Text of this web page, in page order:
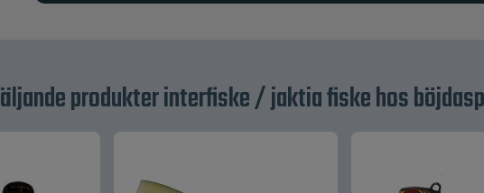
Genom samarbeten med etablerade leverantörer hittar du hos
beten till kläder och tillbehör anpassade för nordiskt klimat.
produkter interfiske / jaktia fiske hos